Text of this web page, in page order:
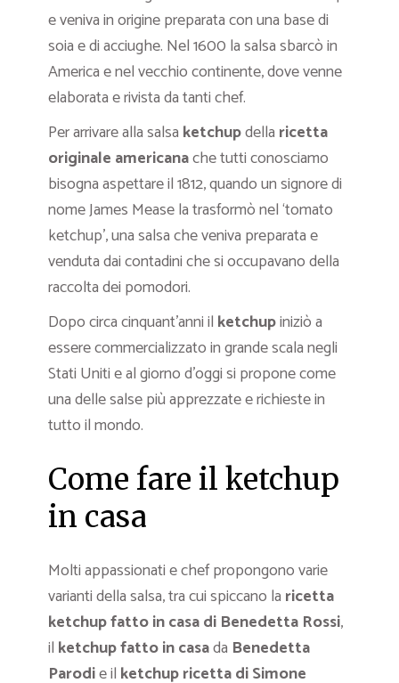
e veniva in origine preparata con una base di
soia e di acciughe. Nel 1600 la salsa sbarcò in
America e nel vecchio continente, dove venne
elaborata e rivista da tanti chef.
Per arrivare alla salsa ketchupdella ricetta
originale americanache tutti conosciamo
bisogna aspettare il 1812, quando un signore di
nome James Mease la trasformò nel ‘tomato
ketchup’, una salsa che veniva preparata e
venduta dai contadini che si occupavano della
raccolta dei pomodori.
Dopo circa cinquant’anni il ketchupiniziò a
essere commercializzato in grande scala negli
Stati Uniti e al giorno d’oggi si propone come
una delle salse più apprezzate e richieste in
tutto il mondo.
Come fare il ketchup
in casa
Molti appassionati e chef propongono varie
varianti della salsa, tra cui spiccano la ricetta
ketchup fatto in casa di Benedetta Rossi,
il ketchup fatto incasada Benedetta
Parodie il ketchup ricetta di Simone